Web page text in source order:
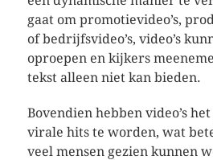
gaat om promotievideo’s,
of bedrijfsvideo’s, video’s
oproepen en kijkers
tekst alleen niet kan bieden.
Bovendien hebben video’s
virale hits te worden, wat
veel mensen gezien kunnen